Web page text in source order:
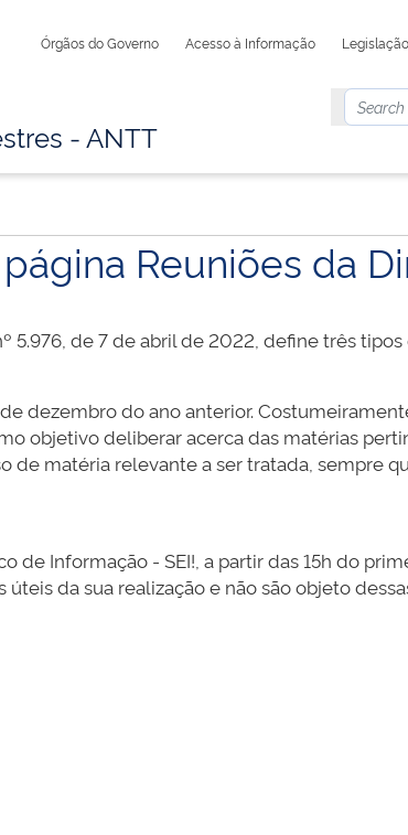
Órgãos do Governo Acesso à Informação Legislação
- ANTT
Reuniões da
5.976, de 7 de abril de 2022, define três
dezembro do ano anterior.
objetivo deliberar acerca das matérias
de matéria relevante a ser tratada, sempre
Informação - SEI!, a partir das 15h do
da sua realização e não são objeto